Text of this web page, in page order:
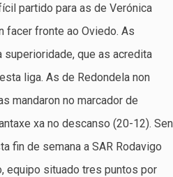
partido para as de Verónica
facer fronte ao Oviedo. As
superioridade, que as acredita
liga. As de Redondela non
mandaron no marcador de
xa no descanso (20-12). Sen
fin de semana a SAR Rodavigo
equipo situado tres puntos por